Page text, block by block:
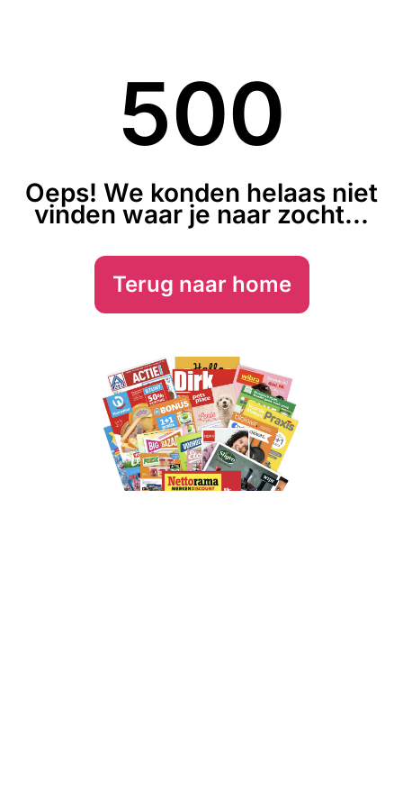
500
Oeps! We konden helaas niet
vinden waar je naar zocht...
Terug naar home